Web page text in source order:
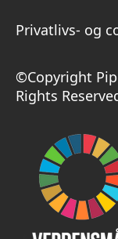
Privatlivs- og
©Copyright
Rights